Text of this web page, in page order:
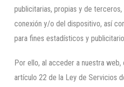
publicitarias, propias y de
conexión y/o del dispositivo, así
para fines estadísticos y
Por ello, al acceder a nuestra web,
artículo 22 de la Ley de Servicios